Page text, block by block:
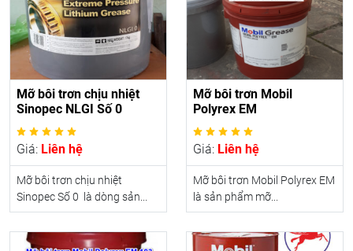
Mỡ bôi trơn chịu nhiệt
Sinopec NLGI Số 0
Giá: Liên hệ
Mỡ bôi trơn chịu nhiệt
Sinopec Số 0 là dòng sản...
Mỡ bôi trơn Mobil
Polyrex EM
Giá: Liên hệ
Mỡ bôi trơn Mobil Polyrex EM
là sản phẩm mỡ...